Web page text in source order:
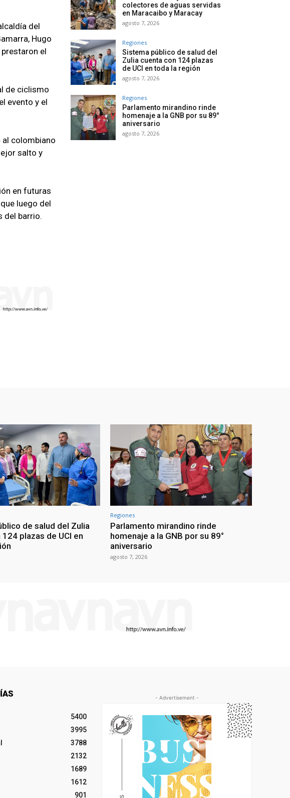
del
Hugo
el
de ciclismo
evento y el
colombiano
salto y
en futuras
luego del
del barrio.
colectores de aguas servidas
en Maracaibo y Maracay
agosto 7, 2026
Regiones
Sistema público de salud del
Zulia cuenta con 124 plazas
de UCI en toda la región
agosto 7, 2026
Regiones
Parlamento mirandino rinde
homenaje a la GNB por su 89°
aniversario
agosto 7, 2026
de salud del Zulia
plazas de UCI en
Regiones
Parlamento mirandino rinde
homenaje a la GNB por su 89°
aniversario
agosto 7, 2026
5400
3995
3788
2132
1689
1612
901
- Advertisement -